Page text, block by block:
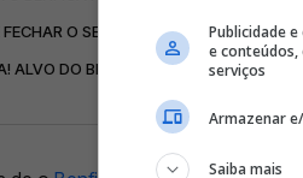
O SEU PRIMEIRO REFORÇO POR
ALVO DO BENFICA EXPULSO POR
< >
Publicidade
e conteúdos,
serviços
Armazenar
Saiba mais